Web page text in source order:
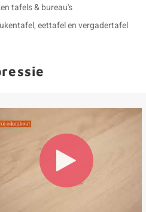
tafels & bureau's
eettafel en vergadertafel